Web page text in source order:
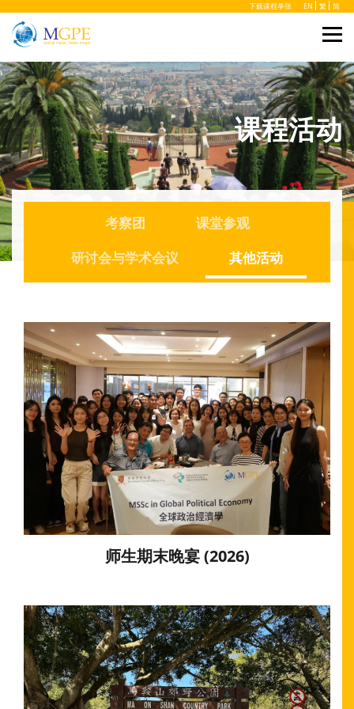
下载课程单张 EN 繁 简
课程活动
考察团
课堂参观
研讨会与学术会议
其他活动
师生期末晚宴 (2026)